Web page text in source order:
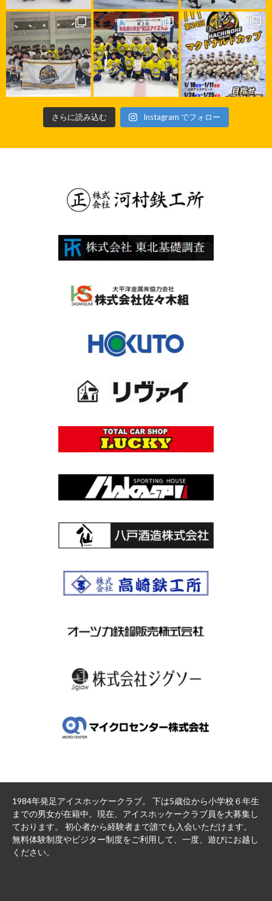
さらに読み込む Instagram でフォロー
1984年発足アイスホッケークラブ。 下は5歳位から小学校６年生
までの男女が在籍中。現在、アイスホッケークラブ員を大募集し
ております。 初心者から経験者まで誰でも入会いただけます。
無料体験制度やビジター制度をご利用して、一度、遊びにお越し
ください。